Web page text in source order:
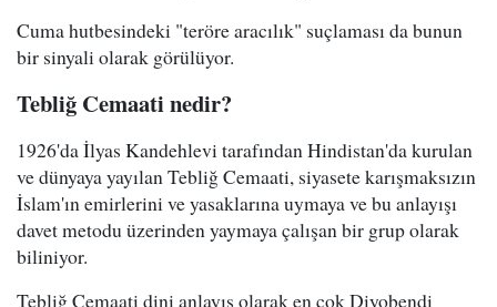
Cuma hutbesindeki "teröre aracılık" suçlaması da bunun
bir sinyali olarak görülüyor.
Tebliğ Cemaati nedir?
1926'da İlyas Kandehlevi tarafından Hindistan'da kurulan
ve dünyaya yayılan Tebliğ Cemaati, siyasete karışmaksızın
İslam'ın emirlerini ve yasaklarına uymaya ve bu anlayışı
davet metodu üzerinden yaymaya çalışan bir grup olarak
biliniyor.
Tebliğ Cemaati dini anlayış olarak en çok Diyobendi